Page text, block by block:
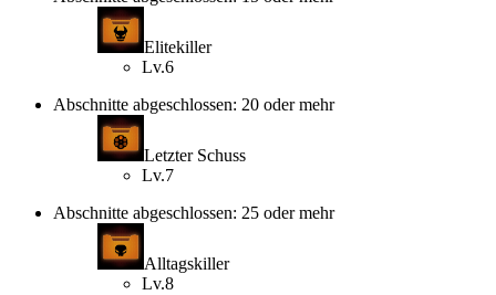
Elitekiller
Lv.6
Abschnitte abgeschlossen: 20 oder mehr
Letzter Schuss
Lv.7
Abschnitte abgeschlossen: 25 oder mehr
Alltagskiller
Lv.8